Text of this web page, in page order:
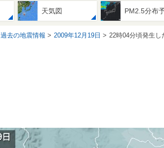
天気図 PM2.5分布
過去の地震情報 2009年12月19日 22時04分頃発生し